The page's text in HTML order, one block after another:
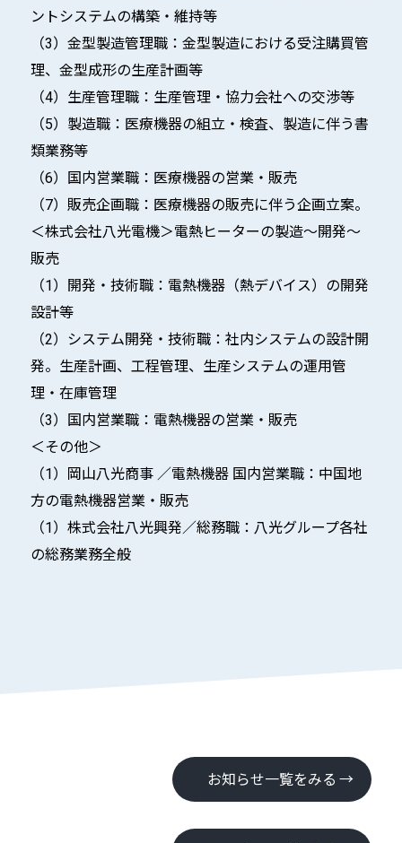
ントシステムの構築・維持等
（3）金型製造管理職：金型製造における受注購買管
理、金型成形の生産計画等
（4）生産管理職：生産管理・協力会社への交渉等
（5）製造職：医療機器の組立・検査、製造に伴う書
類業務等
（6）国内営業職：医療機器の営業・販売
（7）販売企画職：医療機器の販売に伴う企画立案。
＜株式会社八光電機＞電熱ヒーターの製造～開発～
販売
（1）開発・技術職：電熱機器（熱デバイス）の開発
設計等
（2）システム開発・技術職：社内システムの設計開
発。生産計画、工程管理、生産システムの運用管
理・在庫管理
（3）国内営業職：電熱機器の営業・販売
＜その他＞
（1）岡山八光商事 ／電熱機器 国内営業職：中国地
方の電熱機器営業・販売
（1）株式会社八光興発／総務職：八光グループ各社
の総務業務全般
お知らせ一覧をみる